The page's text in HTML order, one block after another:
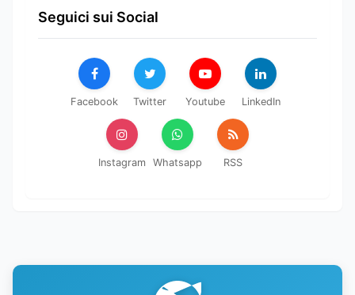
Seguici sui Social
Facebook Twitter Youtube LinkedIn
Instagram Whatsapp RSS